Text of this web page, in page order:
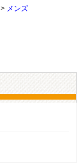
メンズ
利用させてもらいます